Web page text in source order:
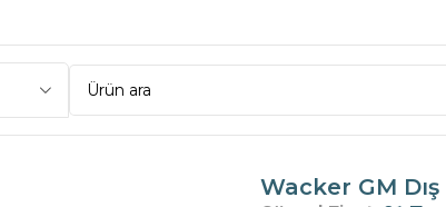
Wacker GM